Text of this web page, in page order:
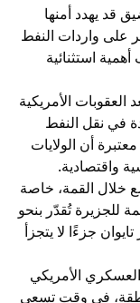
قد يهدد أمنها
على واردات النفط
استثنائية
العقوبات الأمريكية
في نقل النفط
أن الولايات
واقتصادية.
خلال القمة، خاصة
تُقدّر بنحو
جزءًا لا يتجزأ
الأمريكي
في وقت تسعى